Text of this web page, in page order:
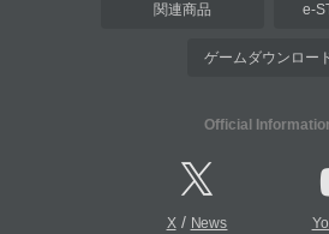
関連商品 e-
ゲームダウンロー
Official
X/ News